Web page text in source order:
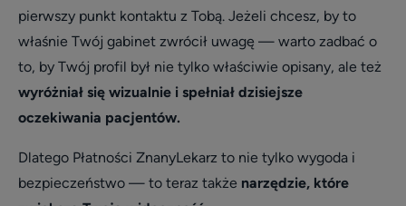
Efektywne planowanie dnia
Efektywność i rozwój
Infografika
Social media
Biblioteka dla placówek
pierwszy punkt kontaktu z Tobą. Jeżeli chcesz, by to
właśnie Twój gabinet zwrócił uwagę — warto zadbać o
to, by Twój profil był nie tylko właściwie opisany, ale też
wyróżniał się wizualnie i spełniał dzisiejsze
oczekiwania pacjentów.
Dlatego Płatności ZnanyLekarz to nie tylko wygoda i
bezpieczeństwo — to teraz także narzędzie, które